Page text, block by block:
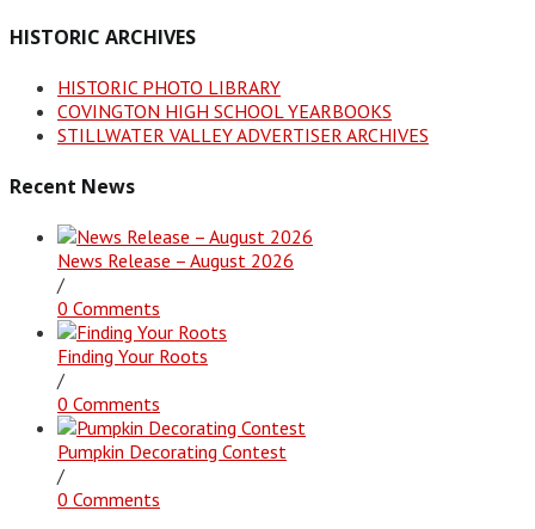
HISTORIC ARCHIVES
HISTORIC PHOTO LIBRARY
COVINGTON HIGH SCHOOL YEARBOOKS
STILLWATER VALLEY ADVERTISER ARCHIVES
Recent News
News Release – August 2026
/
0 Comments
Finding Your Roots
/
0 Comments
Pumpkin Decorating Contest
/
0 Comments